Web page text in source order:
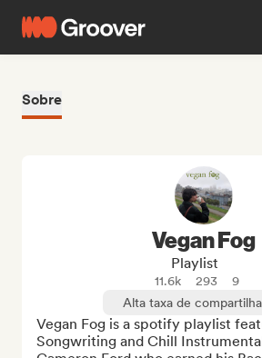
Sobre
Vegan Fog
Playlist
11.6k 293
9
Alta taxa de
Vegan Fog is a spotify playlist
Songwriting and Chill